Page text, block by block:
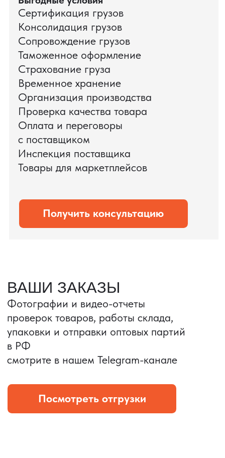
ПАО «Ростелеком» доверяет нам полный
цикл международных поставок — от
поиска и проверки поставщиков до
доставки оборудования.
Мы обеспечили полный цикл работ:
проверку продукции, логистику,
таможенное оформление и контроль
сроков. В результате все товары были
доставлены точно в срок и без
дополнительных рисков.
PRO TORG — проверенный партнёр по
международной логистике для ведущих
федеральных компаний.
Оставить заявку
Портативные колонки
Условия: Тираж 3100 шт.
Колонка с шнуром
зарядным, без коробки
и ложемента (эвы).
Магнитная зарядка 3в1.
15w.
Комплект: устройство +
провод Type C.
Проверка по ТЗ включает:
— измерения размеров